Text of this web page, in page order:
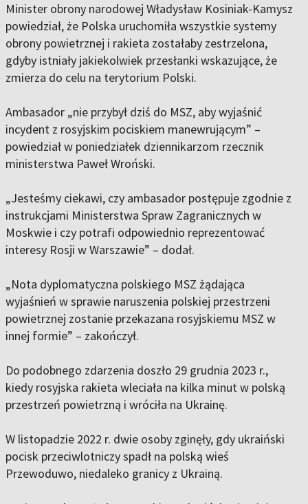
Minister obrony narodowej Władysław Kosiniak-Kamysz
powiedział, że Polska uruchomiła wszystkie systemy
obrony powietrznej i rakieta zostałaby zestrzelona,
gdyby istniały jakiekolwiek przesłanki wskazujące, że
zmierza do celu na terytorium Polski.
Ambasador „nie przybył dziś do MSZ, aby wyjaśnić
incydent z rosyjskim pociskiem manewrującym” –
powiedział w poniedziałek dziennikarzom rzecznik
ministerstwa Paweł Wroński.
„Jesteśmy ciekawi, czy ambasador postępuje zgodnie z
instrukcjami Ministerstwa Spraw Zagranicznych w
Moskwie i czy potrafi odpowiednio reprezentować
interesy Rosji w Warszawie” – dodał.
„Nota dyplomatyczna polskiego MSZ żądająca
wyjaśnień w sprawie naruszenia polskiej przestrzeni
powietrznej zostanie przekazana rosyjskiemu MSZ w
innej formie” – zakończył.
Do podobnego zdarzenia doszło 29 grudnia 2023 r.,
kiedy rosyjska rakieta wleciała na kilka minut w polską
przestrzeń powietrzną i wróciła na Ukrainę.
W listopadzie 2022 r. dwie osoby zginęły, gdy ukraiński
pocisk przeciwlotniczy spadł na polską wieś
Przewoduwo, niedaleko granicy z Ukrainą.